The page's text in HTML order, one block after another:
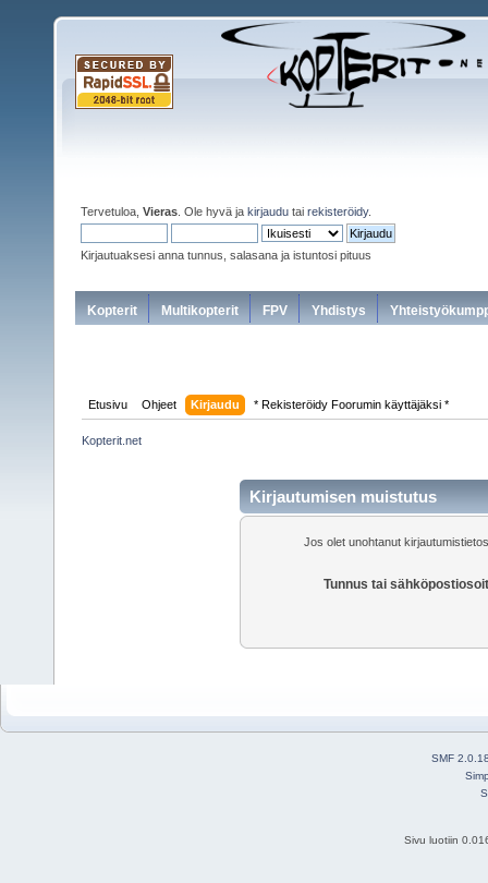
Tervetuloa, Vieras . Ole hyvä ja kirjaudu tai rekisteröidy.
Kirjautuaksesi anna tunnus, salasana ja istuntosi pituus
Kopterit Multikopterit FPV Yhdistys
Etusivu Ohjeet Kirjaudu * Rekisteröidy Foorumin käyttäjäksi *
Kopterit.net
Kirjautumisen muistutus
Jos olet unohtanut
Tunnus tai
SMF
Sivu luotiin